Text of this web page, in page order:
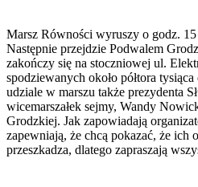
Marsz Równości wyruszy o godz.
Następnie przejdzie Podwalem
zakończy się na stoczniowej ul.
spodziewanych około półtora
udziale w marszu także prezydenta
wicemarszałek sejmy, Wandy
Grodzkiej. Jak zapowiadają
zapewniają, że chcą pokazać, że ich
przeszkadza, dlatego zapraszają